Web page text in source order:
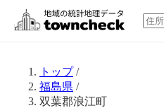
トップ/
福島県 /
双葉郡浪江町